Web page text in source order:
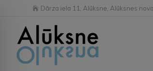
Dārza iela 11, Alūksne, Alūksnes